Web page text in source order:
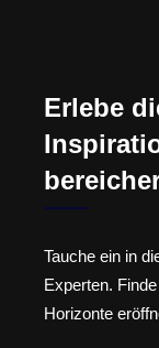
Erlebe
Tauche ein in
Experten.
Horizonte